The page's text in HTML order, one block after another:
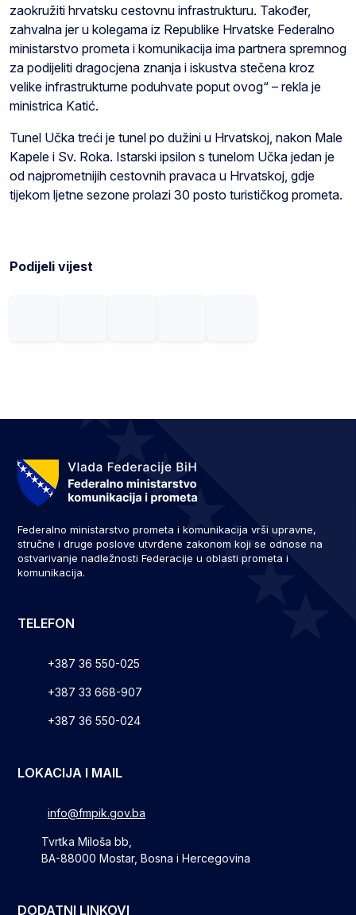
zaokružiti hrvatsku cestovnu infrastrukturu. Također,
zahvalna jer u kolegama iz Republike Hrvatske Federalno
ministarstvo prometa i komunikacija ima partnera spremnog
za podijeliti dragocjena znanja i iskustva stečena kroz
velike infrastrukturne poduhvate poput ovog“ – rekla je
ministrica Katić.
Tunel Učka treći je tunel po dužini u Hrvatskoj, nakon Male
Kapele i Sv. Roka. Istarski ipsilon s tunelom Učka jedan je
od najprometnijih cestovnih pravaca u Hrvatskoj, gdje
tijekom ljetne sezone prolazi 30 posto turističkog prometa.
Podijeli vijest
Federalno ministarstvo prometa i komunikacija vrši upravne,
stručne i druge poslove utvrđene zakonom koji se odnose na
ostvarivanje nadležnosti Federacije u oblasti prometa i
komunikacija.
TELEFON
+387 36 550-025
+387 33 668-907
+387 36 550-024
LOKACIJA I MAIL
info@fmpik.gov.ba
Tvrtka Miloša bb,
BA-88000 Mostar, Bosna i Hercegovina
DODATNI LINKOVI